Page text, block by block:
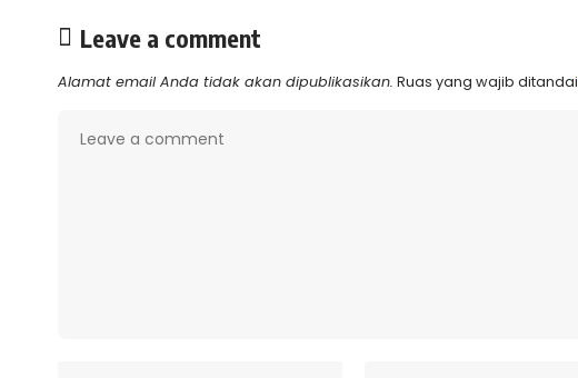
Leave a comment
Alamat email Anda tidak akan dipublikasikan. Ruas yang wajib ditandai